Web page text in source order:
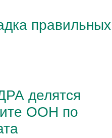
правильных
делятся
ООН по